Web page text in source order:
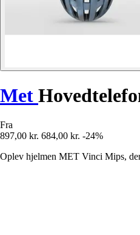
Met
Fra
897,00 kr. 684,00 kr. -24%
Oplev hjelmen MET Vinci Mips,